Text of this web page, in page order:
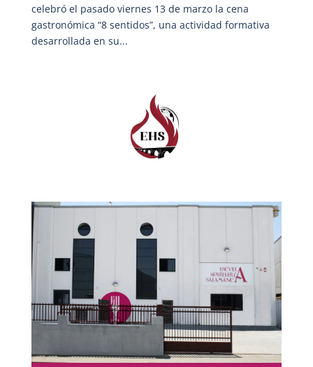
celebró el pasado viernes 13 de marzo la cena
gastronómica “8 sentidos”, una actividad formativa
desarrollada en su...